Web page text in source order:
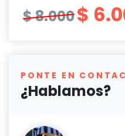
$ 8.000$
PONTE EN
¿Hablamos?